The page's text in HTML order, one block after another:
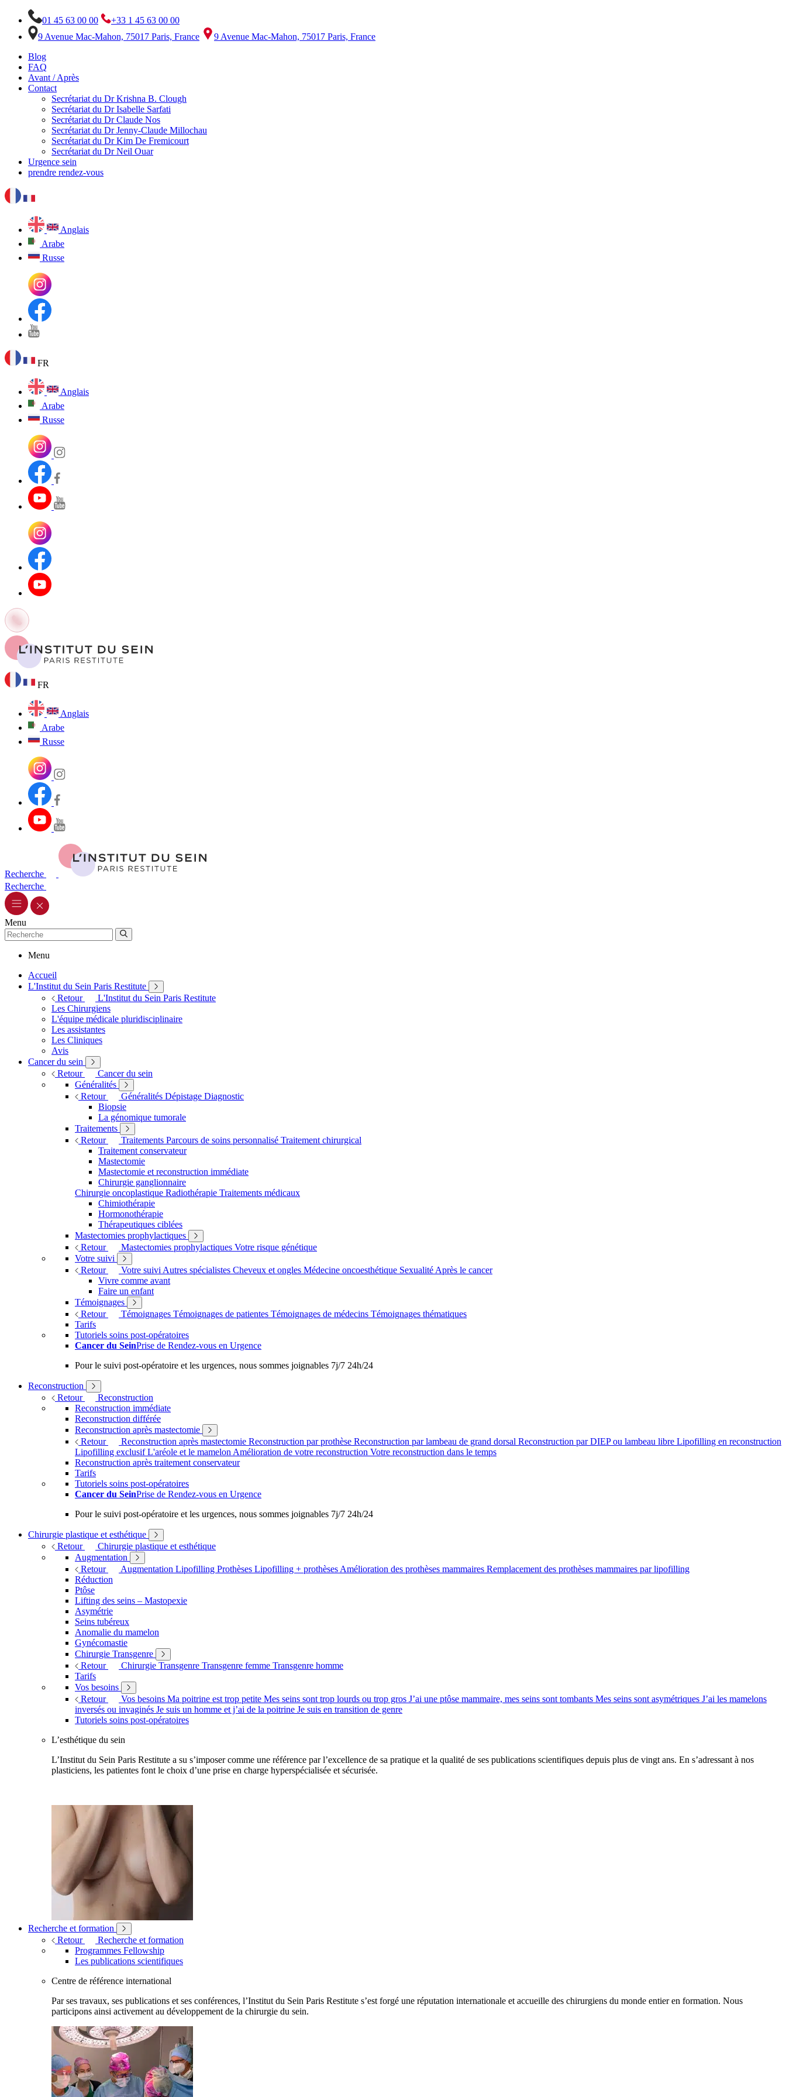
01 45 63 00 00
+33 1 45 63 00 00
9 Avenue Mac-Mahon, 75017 Paris, France
9 Avenue Mac-Mahon, 75017 Paris, France
Blog
FAQ
Avant / Après
Contact
Secrétariat du Dr Krishna B. Clough
Secrétariat du Dr Isabelle Sarfati
Secrétariat du Dr Claude Nos
Secrétariat du Dr Jenny-Claude Millochau
Secrétariat du Dr Kim De Fremicourt
Secrétariat du Dr Neil Ouar
Urgence sein
prendre rendez-vous
Anglais
Arabe
Russe
FR
Anglais
Arabe
Russe
FR
Anglais
Arabe
Russe
Recherche
Recherche
Menu
Menu
Accueil
L'Institut du Sein Paris Restitute
Retour
L'Institut du Sein Paris Restitute
Les Chirurgiens
L'équipe médicale pluridisciplinaire
Les assistantes
Les Cliniques
Avis
Cancer du sein
Retour
Cancer du sein
Généralités
Retour
Généralités Dépistage Diagnostic
Biopsie
La génomique tumorale
Traitements
Retour
Traitements Parcours de soins personnalisé Traitement chirurgical
Traitement conservateur
Mastectomie
Mastectomie et reconstruction immédiate
Chirurgie ganglionnaire
Chirurgie oncoplastique Radiothérapie Traitements médicaux
Chimiothérapie
Hormonothérapie
Thérapeutiques ciblées
Mastectomies prophylactiques
Retour
Mastectomies prophylactiques Votre risque génétique
Votre suivi
Retour
Votre suivi Autres spécialistes Cheveux et ongles Médecine oncoesthétique Sexualité Après le cancer
Vivre comme avant
Faire un enfant
Témoignages
Retour
Témoignages Témoignages de patientes Témoignages de médecins Témoignages thématiques
Tarifs
Tutoriels soins post-opératoires
Cancer du SeinPrise de Rendez-vous en Urgence
Pour le suivi post-opératoire et les urgences, nous sommes joignables 7j/7 24h/24
Reconstruction
Retour
Reconstruction
Reconstruction immédiate
Reconstruction différée
Reconstruction après mastectomie
Retour
Reconstruction après mastectomie Reconstruction par prothèse Reconstruction par lambeau de grand dorsal Reconstruction par DIEP ou lambeau libre Lipofilling en reconstruction
Lipofilling exclusifL'aréole et le mamelon Amélioration de votre reconstruction Votre reconstruction dans le temps
Reconstruction après traitement conservateur
Tarifs
Tutoriels soins post-opératoires
Cancer du SeinPrise de Rendez-vous en Urgence
Pour le suivi post-opératoire et les urgences, nous sommes joignables 7j/7 24h/24
Chirurgie plastique et esthétique
Retour
Chirurgie plastique et esthétique
Augmentation
Retour
Augmentation Lipofilling Prothèses Lipofilling + prothèses Amélioration des prothèses mammaires Remplacement des prothèses mammaires par lipofilling
Réduction
Ptôse
Lifting des seins – Mastopexie
Asymétrie
Seins tubéreux
Anomalie du mamelon
Gynécomastie
Chirurgie Transgenre
Retour
Chirurgie Transgenre Transgenre femme Transgenre homme
Tarifs
Vos besoins
Retour
Vos besoins Ma poitrine est trop petite Mes seins sont trop lourds ou trop gros J’ai une ptôse mammaire, mes seins sont tombants Mes seins sont asymétriques J’ai les mamelons
inversés ou invaginés Je suis un homme et j’ai de la poitrine Je suis en transition de genre
Tutoriels soins post-opératoires
L’esthétique du sein
L’Institut du Sein Paris Restitute a su s’imposer comme une référence par l’excellence de sa pratique et la qualité de ses publications scientifiques depuis plus de vingt ans. En s’adressant à nos
plasticiens, les patientes font le choix d’une prise en charge hyperspécialisée et sécurisée.
Recherche et formation
Retour
Recherche et formation
Programmes Fellowship
Les publications scientifiques
Centre de référence international
Par ses travaux, ses publications et ses conférences, l’Institut du Sein Paris Restitute s’est forgé une réputation internationale et accueille des chirurgiens du monde entier en formation. Nous
participons ainsi activement au développement de la chirurgie du sein.